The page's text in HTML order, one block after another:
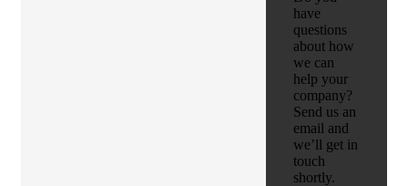
have
questions
about how
we can
help your
company?
Send us an
email and
we’ll get in
touch
shortly.